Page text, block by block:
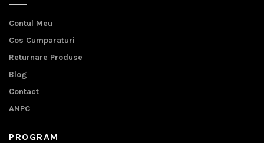
Contul Meu
Cos Cumparaturi
Returnare Produse
Blog
Contact
ANPC
PROGRAM